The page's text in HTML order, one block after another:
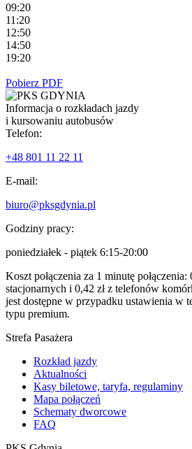
09:20
11:20
12:50
14:50
19:20
Pobierz PDF
Informacja o rozkładach jazdy
i kursowaniu autobusów
Telefon:
+48 801 11 22 11
E-mail:
biuro@pksgdynia.pl
Godziny pracy:
poniedziałek - piątek 6:15-20:00
Koszt połączenia za 1 minutę
stacjonarnych i 0,42 zł z telefonów
jest dostępne w przypadku ustawienia w
typu premium.
Strefa Pasażera
Rozkład jazdy
Aktualności
Kasy biletowe, taryfa, regulaminy
Mapa połączeń
Schematy dworcowe
FAQ